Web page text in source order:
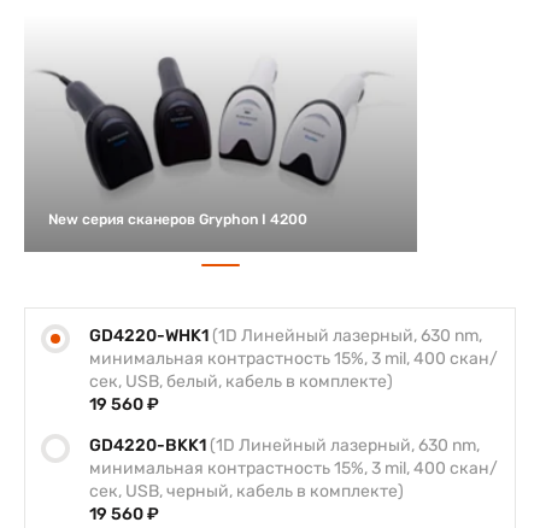
GD4220-WHK1 (1D Линейный лазерный, 630 nm,
минимальная контрастность 15%, 3 mil, 400 скан/
сек, USB, белый, кабель в комплекте)
19 560 ₽
GD4220-BKK1 (1D Линейный лазерный, 630 nm,
минимальная контрастность 15%, 3 mil, 400 скан/
сек, USB, черный, кабель в комплекте)
19 560 ₽
New серия сканеров Gryphon I 4200